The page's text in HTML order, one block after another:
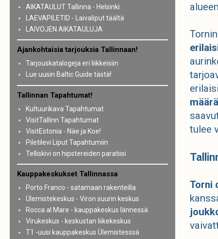
tulee
Torni
AIKATAULUT Tallinna - Helsinki
LAEVAPILETID - Laivaliput täältä
LAIVOJEN AIKATAULUJA
Ajankohtaisia tarjouksia Tallinnaan!
Tarjouskatalogeja eri liikkeisiin
Lue uusin Baltic Guide tästä!
Tallinnan Tapahtumat!
Kultuurikava Tapahtumat
VisitTallinn Tapahtumat
VisitEstonia - Näe ja Koe!
Piletilevi Liput Tapahtumiin
Telliskivi on hipstereiden paratiisi
Kauppakeskukset Tallinnassa
Porto Franco - satamaan rakenteilla
Ülemistekeskus - Viron suurin keskus
Rocca al Mare - kauppakeskus lännessä
Virukeskus - keskustan liikekeskus
T1 -uusi kauppakeskus Ülemistesssä